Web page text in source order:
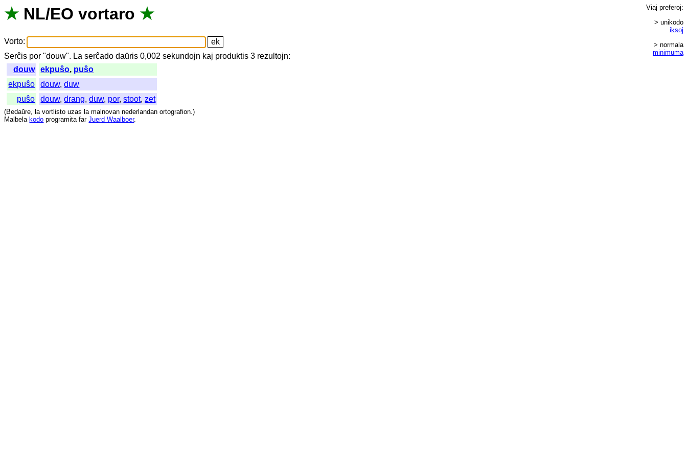
★ NL/EO vortaro ★
Vorto:
Serĉis por "douw". La serĉado daŭris 0,002sekundojn kaj produktis 3 rezultojn:
douw
ekpuŝo, puŝo
ekpuŝo
douw,duw
puŝo
douw,drang,duw, por,stoot,zet
Viaj preferoj:
> unikodo
iksoj
> normala
minimuma
(Bedaŭre, la vortlisto uzas la malnovan nederlandan ortografion.)
Malbela kodo programita far Juerd Waalboer.